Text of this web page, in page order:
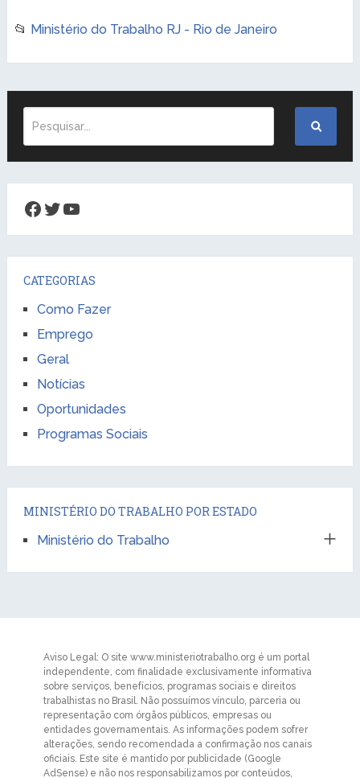
📂 Ministério do Trabalho RJ - Rio de Janeiro
Facebook
Twitter
Youtube
CATEGORIAS
Como Fazer
Emprego
Geral
Notícias
Oportunidades
Programas Sociais
MINISTÉRIO DO TRABALHO POR ESTADO
Ministério do Trabalho
Aviso Legal: O site www.ministeriotrabalho.org é um portal
independente, com finalidade exclusivamente informativa
sobre serviços, benefícios, programas sociais e direitos
trabalhistas no Brasil. Não possuímos vínculo, parceria ou
representação com órgãos públicos, empresas ou
entidades governamentais. As informações podem sofrer
alterações, sendo recomendada a confirmação nos canais
oficiais. Este site é mantido por publicidade (Google
AdSense) e não nos responsabilizamos por conteúdos,